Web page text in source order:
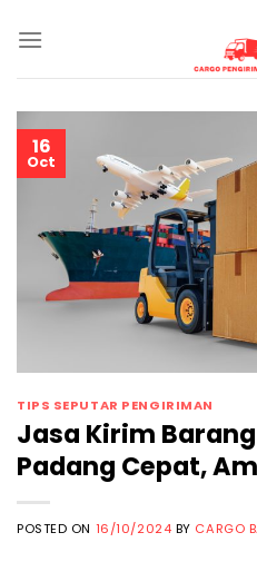
16
Oct
TIPS SEPUTAR PENGIRIMAN
Jasa Kirim
Padang Cepat,
POSTED ON 16/10/2024 BY CARGO